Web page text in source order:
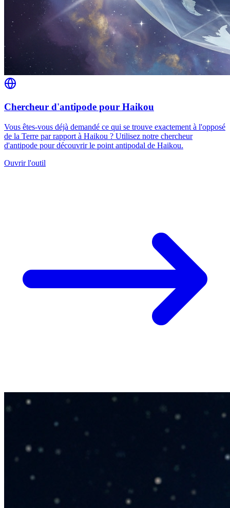
Chercheur d'antipode pour Haikou
Vous êtes-vous déjà demandé ce qui se trouve exactement à l'opposé
de la Terre par rapport à Haikou ? Utilisez notre chercheur
d'antipode pour découvrir le point antipodal de Haikou.
Ouvrir l'outil